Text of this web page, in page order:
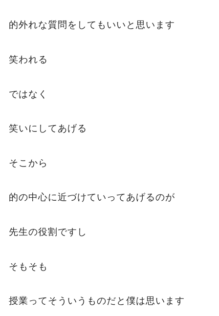
的外れな質問をしてもいいと思います
笑われる
ではなく
笑いにしてあげる
そこから
的の中心に近づけていってあげるのが
先生の役割ですし
そもそも
授業ってそういうものだと僕は思います